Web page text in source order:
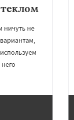
ничуть не